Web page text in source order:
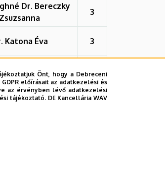
Dr. Bereczky
Zsuzsanna
3
Katona Éva 3
Önt, hogy a Debreceni
előírásait az adatkezelési és
az érvényben lévő adatkezelési
tájékoztató. DE Kancellária WAV